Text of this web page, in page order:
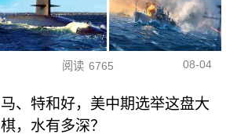
阅读 6765 08-04
马、特和好，美中期选举这盘大
棋，水有多深？